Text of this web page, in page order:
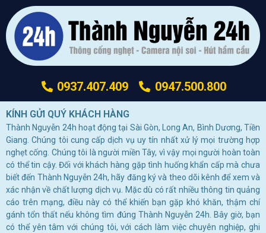
0937.407.409 0947.500.800
KÍNH GỬI QUÝ KHÁCH HÀNG
Thành Nguyễn 24h hoạt động tại Sài Gòn, Long An, Bình Dương, Tiền
Giang. Chúng tôi cung cấp dịch vụ uy tín nhất xử lý mọi trường hợp
nghẹt cống. Chúng tôi là người miền Tây, vì vậy mọi người hoàn toàn
có thể tin cậy. Đối với khách hàng gặp tình huống khẩn cấp mà chưa
biết đến Thành Nguyễn 24h, hãy đăng ký và theo dõi kênh để xem và
xác nhận về chất lượng dịch vụ. Mặc dù có rất nhiều thông tin quảng
cáo trên mạng, điều này có thể khiến bạn gặp khó khăn, thậm chí
gánh tổn thất nếu không tìm đúng Thành Nguyễn 24h. Bây giờ, bạn
có thể yên tâm với chúng tôi, với cách làm việc chuyên nghiệp, ghi